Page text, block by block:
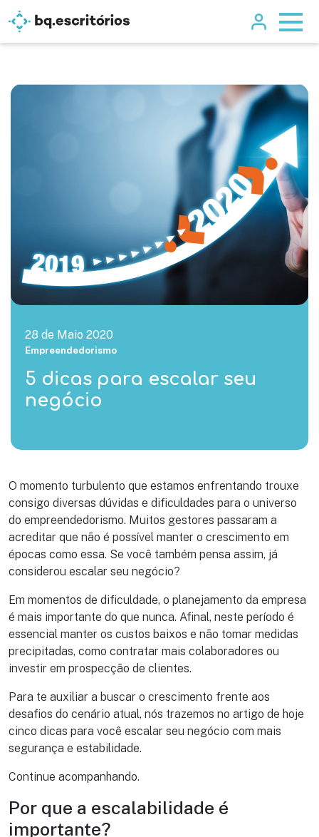
28 de Maio 2020
Empreendedorismo
5 dicas para escalar seu
negócio
O momento turbulento que estamos enfrentando trouxe
consigo diversas dúvidas e dificuldades para o universo
do empreendedorismo. Muitos gestores passaram a
acreditar que não é possível manter o crescimento em
épocas como essa. Se você também pensa assim, já
considerou escalar seu negócio?
Em momentos de dificuldade, o planejamento da empresa
é mais importante do que nunca. Afinal, neste período é
essencial manter os custos baixos e não tomar medidas
precipitadas, como contratar mais colaboradores ou
investir em prospecção de clientes.
Para te auxiliar a buscar o crescimento frente aos
desafios do cenário atual, nós trazemos no artigo de hoje
cinco dicas para você escalar seu negócio com mais
segurança e estabilidade.
Continue acompanhando.
Por que a escalabilidade é
importante?